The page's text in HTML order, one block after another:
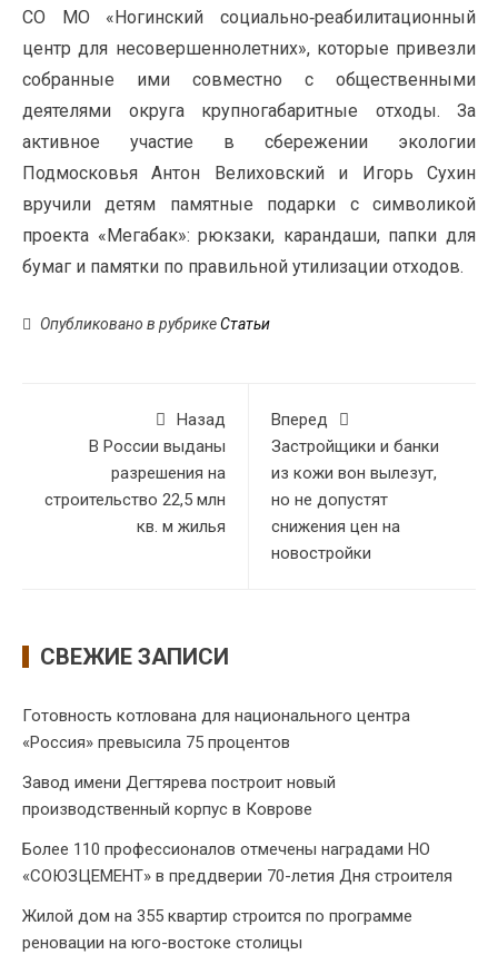
СО МО «Ногинский социально‑реабилитационный
центр для несовершеннолетних», которые привезли
собранные ими совместно с общественными
деятелями округа крупногабаритные отходы. За
активное участие в сбережении экологии
Подмосковья Антон Велиховский и Игорь Сухин
вручили детям памятные подарки с символикой
проекта «Мегабак»: рюкзаки, карандаши, папки для
бумаг и памятки по правильной утилизации отходов.
Опубликовано в рубрикеСтатьи
Назад
В России выданы
разрешения на
строительство 22,5 млн
кв. м жилья
Вперед
Застройщики и банки
из кожи вон вылезут,
но не допустят
снижения цен на
новостройки
СВЕЖИЕ ЗАПИСИ
Готовность котлована для национального центра
«Россия» превысила 75 процентов
Завод имени Дегтярева построит новый
производственный корпус в Коврове
Более 110 профессионалов отмечены наградами НО
«СОЮЗЦЕМЕНТ» в преддверии 70-летия Дня строителя
Жилой дом на 355 квартир строится по программе
реновации на юго-востоке столицы